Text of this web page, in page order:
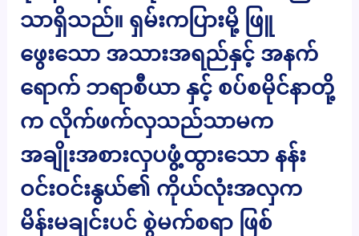
သာရှိသည်။ ရှမ်းကပြားမို့ ဖြူ
ဖွေးသော အသားအရည်နှင့် အနက်
ရောက် ဘရာစီယာ နှင့် စပ်စမိုင်နာတို့
က လိုက်ဖက်လှသည်သာမက
အချိုးအစားလှပဖွံ့ထွားသော နန်း
ဝင်းဝင်းနွယ်၏ ကိုယ်လုံးအလှက
မိန်းမချင်းပင် စွဲမက်စရာ ဖြစ်